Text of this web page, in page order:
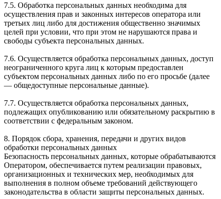
7.5. Обработка персональных данных необходима для
осуществления прав и законных интересов оператора или
третьих лиц либо для достижения общественно значимых
целей при условии, что при этом не нарушаются права и
свободы субъекта персональных данных.
7.6. Осуществляется обработка персональных данных, доступ
неограниченного круга лиц к которым предоставлен
субъектом персональных данных либо по его просьбе (далее
— общедоступные персональные данные).
7.7. Осуществляется обработка персональных данных,
подлежащих опубликованию или обязательному раскрытию в
соответствии с федеральным законом.
8. Порядок сбора, хранения, передачи и других видов
обработки персональных данных
Безопасность персональных данных, которые обрабатываются
Оператором, обеспечивается путем реализации правовых,
организационных и технических мер, необходимых для
выполнения в полном объеме требований действующего
законодательства в области защиты персональных данных.